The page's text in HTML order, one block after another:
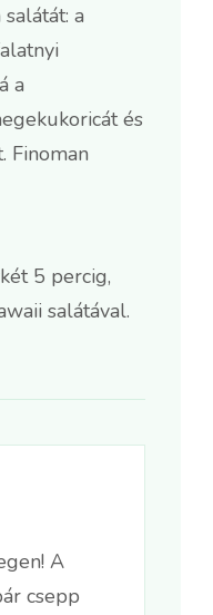
a
a
és
Finoman
5 percig,
salátával.
A
csepp